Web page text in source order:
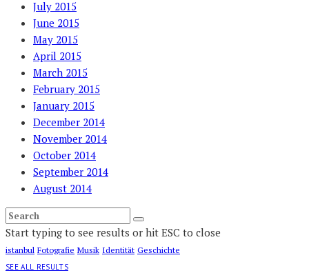
July 2015
June 2015
May 2015
April 2015
March 2015
February 2015
January 2015
December 2014
November 2014
October 2014
September 2014
August 2014
Start typing to see results or hit ESC to close
istanbul Fotografie Musik Identität Geschichte
SEE ALL RESULTS